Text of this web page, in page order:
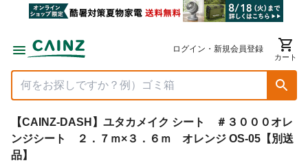
ログイン・新規会員登録
カート
【CAINZ-DASH】ユタカメイク シート ＃３０００オレ
ンジシート ２．７ｍ×３．６ｍ オレンジ OS-05【別送
品】